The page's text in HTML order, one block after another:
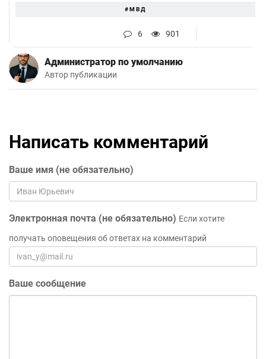
#МВД
6 901
Администратор по умолчанию
Автор публикации
Написать комментарий
Ваше имя (не обязательно)
Электронная почта (не обязательно) Если хотите
получать оповещения об ответах на комментарий
Ваше сообщение